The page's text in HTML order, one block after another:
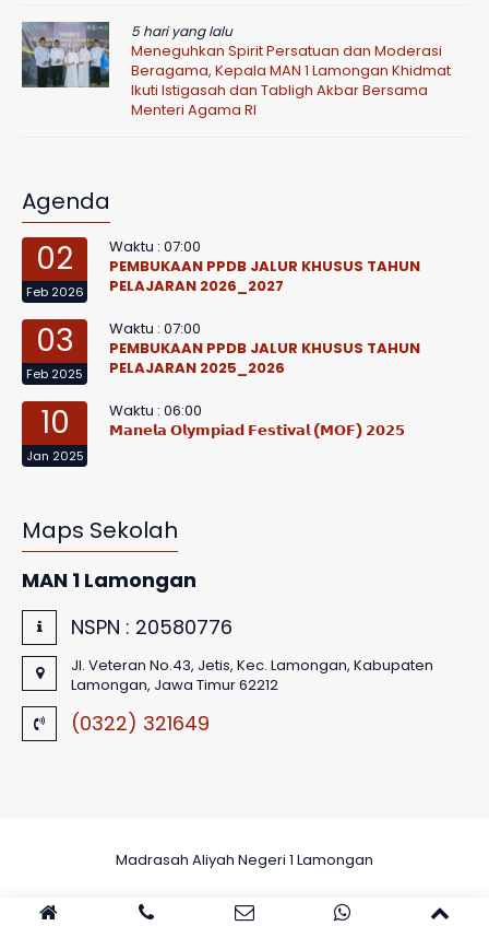
5 hari yang lalu
Meneguhkan Spirit Persatuan dan Moderasi
Beragama, Kepala MAN 1 Lamongan Khidmat
Ikuti Istigasah dan Tabligh Akbar Bersama
Menteri Agama RI
Agenda
02
Feb 2026
Waktu : 07:00
PEMBUKAAN PPDB JALUR KHUSUS TAHUN
PELAJARAN 2026_2027
03
Feb 2025
Waktu : 07:00
PEMBUKAAN PPDB JALUR KHUSUS TAHUN
PELAJARAN 2025_2026
10
Jan 2025
Waktu : 06:00
𝗠𝗮𝗻𝗲𝗹𝗮 𝗢𝗹𝘆𝗺𝗽𝗶𝗮𝗱 𝗙𝗲𝘀𝘁𝗶𝘃𝗮𝗹 (𝗠𝗢𝗙) 𝟮𝟬𝟮𝟱
Maps Sekolah
MAN 1 Lamongan
NSPN : 20580776
Jl. Veteran No.43, Jetis, Kec. Lamongan, Kabupaten
Lamongan, Jawa Timur 62212
(0322) 321649
Madrasah Aliyah Negeri 1 Lamongan